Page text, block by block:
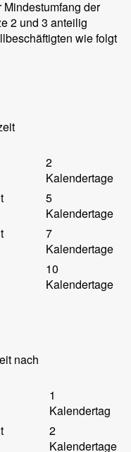
der
2 und 3 anteilig
wie folgt
2
Kalendertage
5
Kalendertage
7
Kalendertage
10
Kalendertage
nach
1
Kalendertag
2
Kalendertage